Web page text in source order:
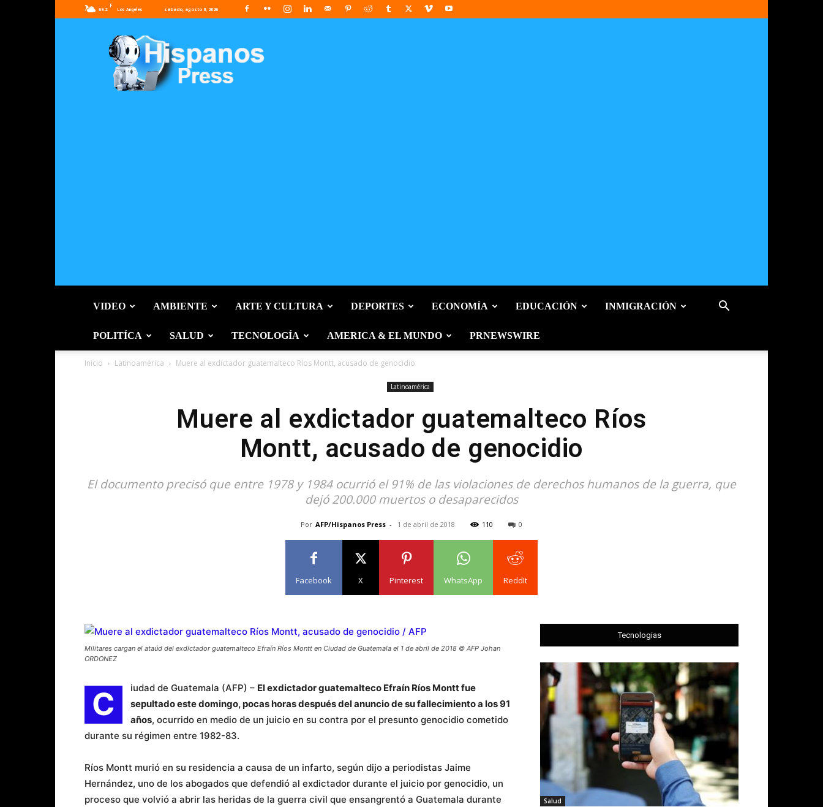
69.2
F
Los Angeles sábado, agosto 8, 2026
Press
VIDEO AMBIENTE ARTE Y CULTURA DEPORTES ECONOMÍA EDUCACIÓN INMIGRACIÓN
POLITÍCA SALUD TECNOLOGÍA AMERICA & EL MUNDO PRNEWSWIRE
Inicio Latinoamérica Muere al exdictador guatemalteco Ríos Montt, acusado de genocidio
Latinoamérica
Muere al exdictador guatemalteco Ríos
Montt, acusado de genocidio
El documento precisó que entre 1978 y 1984 ocurrió el 91% de las violaciones de derechos humanos de la guerra, que
dejó 200.000 muertos o desaparecidos
Por AFP/Hispanos Press - 1 de abril de 2018 110 0
Facebook X Pinterest WhatsApp ReddIt
Militares cargan el ataúd del exdictador guatemalteco Efraín Ríos Montt en Ciudad de Guatemala el 1 de abril de 2018 © AFP Johan
ORDONEZ
C iudad de Guatemala (AFP) – El exdictador guatemalteco Efraín Ríos Montt fue
sepultado este domingo, pocas horas después del anuncio de su fallecimiento a los 91
años, ocurrido en medio de un juicio en su contra por el presunto genocidio cometido
durante su régimen entre 1982-83.
Ríos Montt murió en su residencia a causa de un infarto, según dijo a periodistas Jaime
Hernández, uno de los abogados que defendió al exdictador durante el juicio por genocidio, un
proceso que volvió a abrir las heridas de la guerra civil que ensangrentó a Guatemala durante
Tecnologias
Salud